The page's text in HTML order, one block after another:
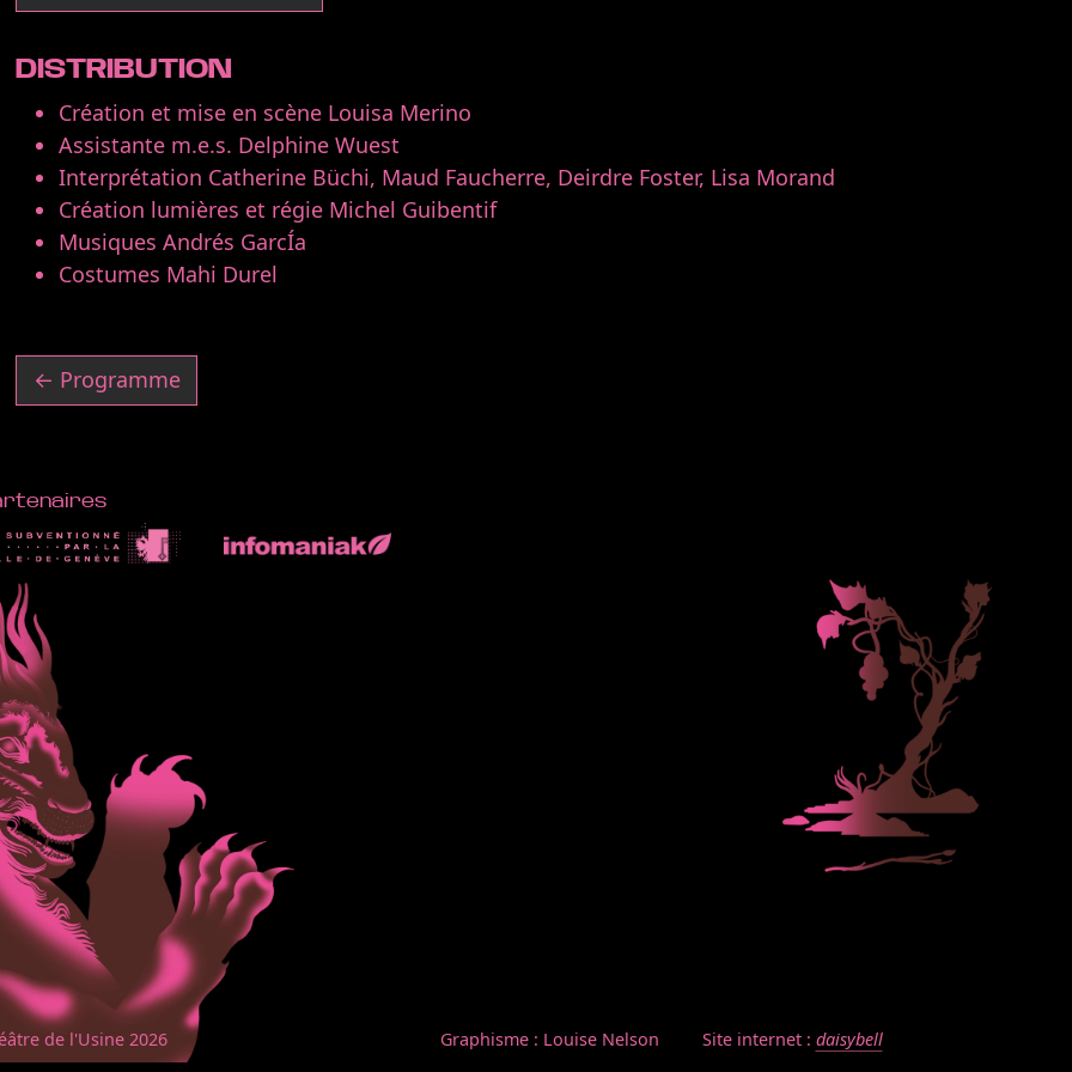
DISTRIBUTION
Création et mise en scène Louisa Merino
Assistante m.e.s. Delphine Wuest
Interprétation Catherine Büchi, Maud Faucherre, Deirdre Foster, Lisa Morand
Création lumières et régie Michel Guibentif
Musiques Andrés GarcÍa
Costumes Mahi Durel
← Programme
de l'Usine 2026 Graphisme : Louise Nelson Site internet : daisybell